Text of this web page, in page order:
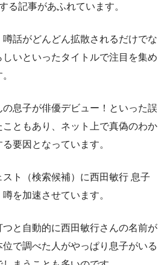
る記事があふれています。
話がどんどん拡散されるだけでな
しいといったタイトルで注目を集め
息子が俳優デビュー！といった誤
ともあり、ネット上で真偽のわか
要因となっています。
ト（検索候補）に西田敏行 息子
を加速させています。
と自動的に西田敏行さんの名前が
で調べた人がやっぱり息子がいる